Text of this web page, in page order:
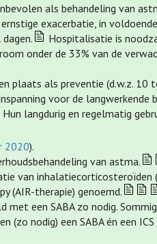
als behandeling van
exacerbatie, in
Hospitalisatie is
onder de 33% van de
plaats als preventie (d.w.z. 10
voor de langwerkende
Hun langdurig en regelmatig
2020).
van astma.
van inhalatiecorticosteroïden
(AIR-therapie) genoemd.
met een SABA zo nodig.
nodig) een SABA én een